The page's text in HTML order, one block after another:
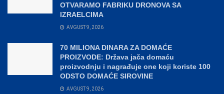
OTVARAMO FABRIKU DRONOVA SA
IZRAELCIMA
AVGUST 9, 2026
70 MILIONA DINARA ZA DOMAĆE
PROIZVODE: Država jača domaću
proizvodnju i nagrađuje one koji koriste 100
ODSTO DOMAĆE SIROVINE
AVGUST 9, 2026